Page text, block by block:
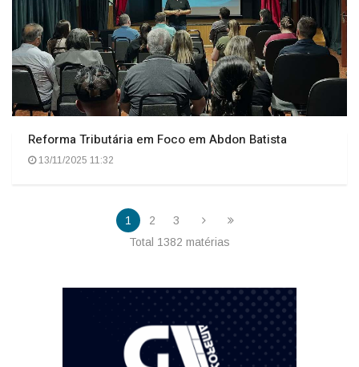
Reforma Tributária em Foco em Abdon Batista
13/11/2025 11:32
1 2
3
Total 1382 matérias